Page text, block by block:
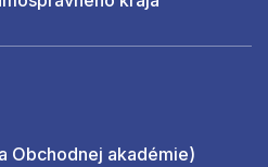
Obchodnej akadémie)